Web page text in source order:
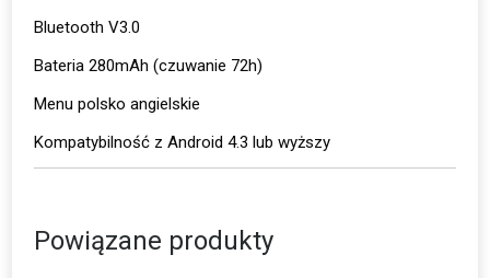
Bluetooth V3.0
Bateria 280mAh (czuwanie 72h)
Menu polsko angielskie
Kompatybilność z Android 4.3 lub wyższy
Powiązane produkty